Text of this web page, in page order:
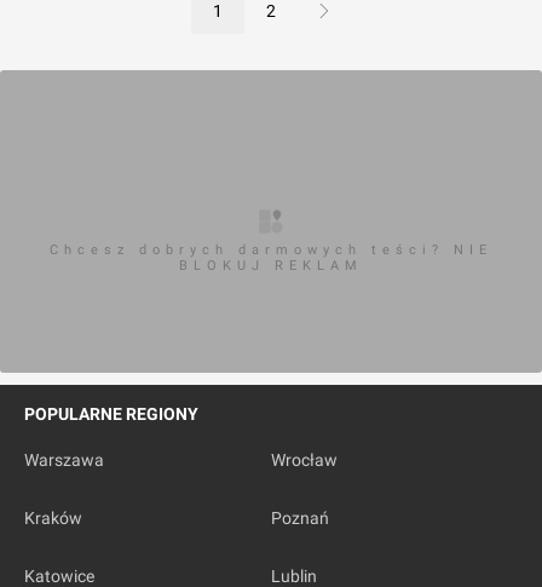
1 2
Chcesz dobrych darmowych teści? NIE
BLOKUJ REKLAM
POPULARNE REGIONY
Warszawa Wrocław
Kraków Poznań
Katowice Lublin